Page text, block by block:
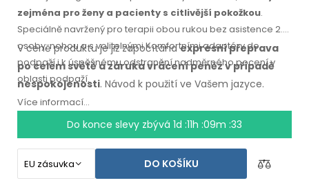
zejména pro ženy a pacienty s citlivější pokožkou.
Speciálně navržený pro terapii obou rukou bez asistence 2.
osoby, nohou a s volitelnými Komfortními adaptéry do
podpaží i k úspěšnému odstranění nadměrného pocení v
oblasti podpaží.
V ceně produktu je již započítánaexpresní přeprava
po celém světěa zárukavrácení penězv případě
nespokojenosti. Návod k použití ve Vašem jazyce.
Více informací...
Do konce slevy zbývá 1d :11h :09m :32
DO KOŠÍKU